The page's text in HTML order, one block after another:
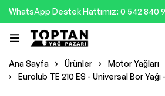
WhatsApp Destek Hattımız: 0 542 840
Ana Sayfa Ürünler
Motor Yağları
Eurolub TE 210 ES - Universal Bor Yağı